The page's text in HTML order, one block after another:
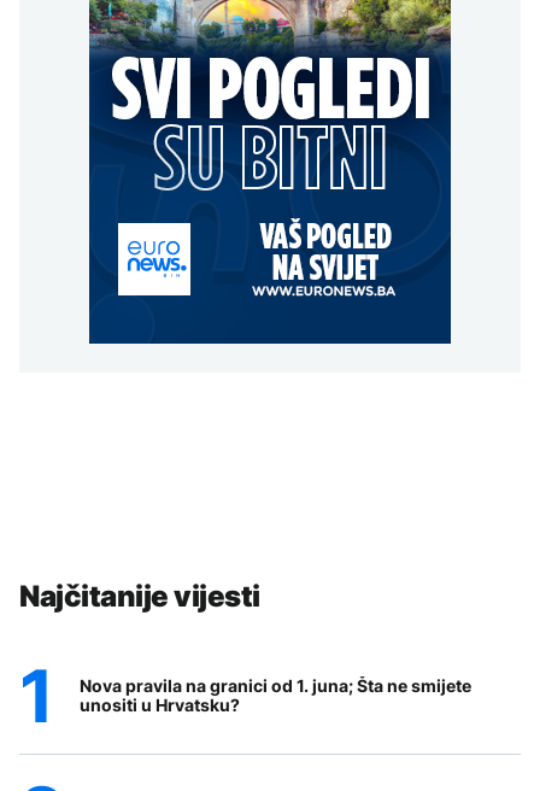
Najčitanije vijesti
Nova pravila na granici od 1. juna; Šta ne smijete
unositi u Hrvatsku?